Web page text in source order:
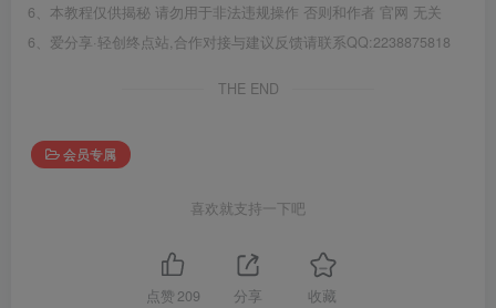
6、本教程仅供揭秘 请勿用于非法违规操作 否则和作者 官网 无关
6、爱分享·轻创终点站,合作对接与建议反馈请联系QQ:2238875818
THE END
会员专属
喜欢就支持一下吧
点赞 209 分享 收藏